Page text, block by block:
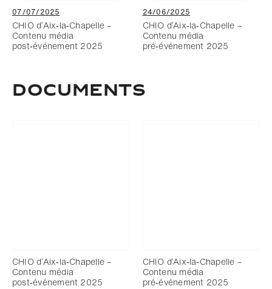
07/07/2025
CHIO d’Aix‑la‑Chapelle –
Contenu média
post‑événement 2025
24/06/2025
CHIO d’Aix‑la‑Chapelle –
Contenu média
pré‑événement 2025
DOCUMENTS
CHIO d’Aix‑la‑Chapelle –
Contenu média
post‑événement 2025
CHIO d’Aix‑la‑Chapelle –
Contenu média
pré‑événement 2025